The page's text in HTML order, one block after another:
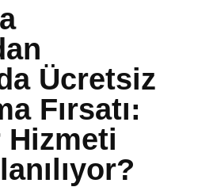
Ücretsiz
Fırsatı: